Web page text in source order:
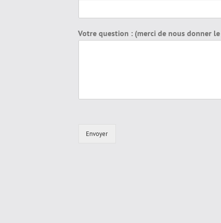
Votre question : (merci de nous donner
Envoyer